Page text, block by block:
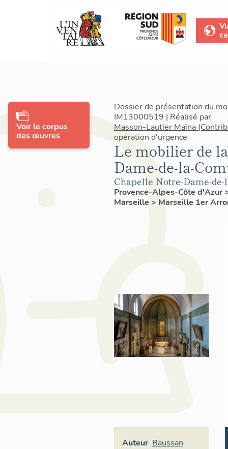
Dossier de présentation du
IM13000519 | Réalisé par
Masson-Lautier Maïna
opération d'urgence
Le mobilier de
Dame-de-la-
Chapelle Notre-Dame-
Provence-Alpes-Côte d'Azur
Marseille > Marseille 1er
Auteur Baussan
Voir le corpus
des œuvres